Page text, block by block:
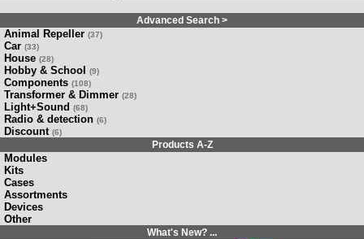
Advanced Search >
Animal Repeller (37)
Car (33)
House (28)
Hobby & School (9)
Components (108)
Transformer & Dimmer (28)
Light+Sound (68)
Radio & detection (6)
Discount (6)
Products A-Z
Modules
Kits
Cases
Assortments
Devices
Other
What's New? ...